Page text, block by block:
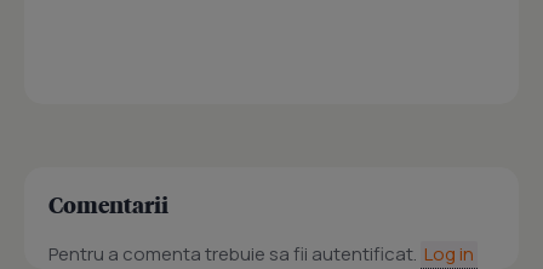
Comentarii
Pentru a comenta trebuie sa fii autentificat. Log in